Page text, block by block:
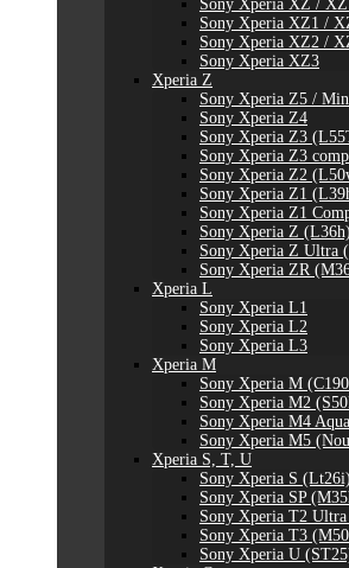
Sony Xperia XZ /
Sony Xperia XZ1 /
Sony Xperia XZ2 /
Sony Xperia XZ3
Xperia Z
Sony Xperia Z5 /
Sony Xperia Z4
Sony Xperia Z3
Sony Xperia Z3
Sony Xperia Z2
Sony Xperia Z1
Sony Xperia Z1
Sony Xperia Z (L36h)
Sony Xperia Z Ultra
Sony Xperia ZR
Xperia L
Sony Xperia L1
Sony Xperia L2
Sony Xperia L3
Xperia M
Sony Xperia M
Sony Xperia M2
Sony Xperia M4 Aqua
Sony Xperia M5
Xperia S, T, U
Sony Xperia S (Lt26i)
Sony Xperia SP
Sony Xperia T2
Sony Xperia T3
Sony Xperia U